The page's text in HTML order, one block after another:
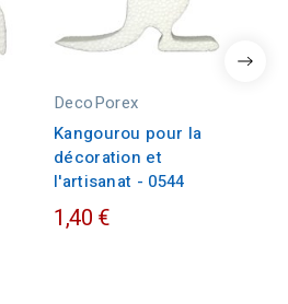
DecoPorex
Kangourou pour la
décoration et
l'artisanat - 0544
1,40 €